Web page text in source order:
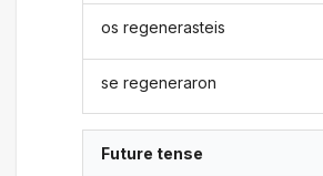
os regenerasteis
se regeneraron
Future tense